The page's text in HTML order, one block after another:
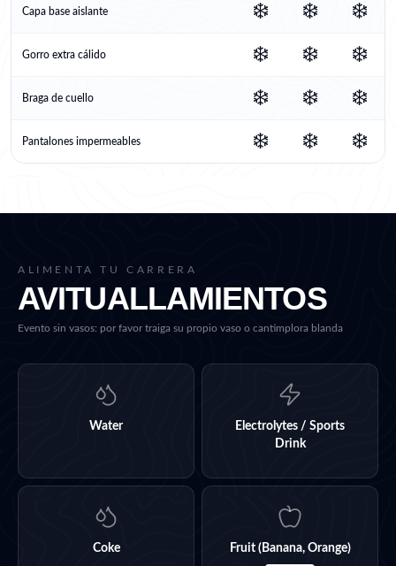
Capa base aislante ❄️ ❄️ ❄️
Gorro extra cálido ❄️ ❄️ ❄️
Braga de cuello ❄️ ❄️ ❄️
Pantalones impermeables ❄️ ❄️ ❄️
ALIMENTA TU CARRERA
AVITUALLAMIENTOS
Evento sin vasos: por favor traiga su propio vaso o cantimplora blanda
Water
Electrolytes / Sports
Drink
Coke Fruit (Banana, Orange)